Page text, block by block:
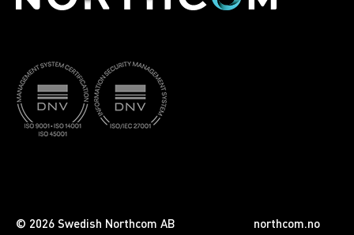
© 2026 Swedish Northcom AB northcom.no